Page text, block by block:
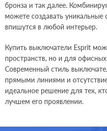
бронза и так далее.
можете создавать уникальные
впишутся в любой интерьер.
Купить выключатели Esprit
пространств, но и для
Современный стиль
прямыми линиями и
идеальное решение для тех,
лучшем его проявлении.